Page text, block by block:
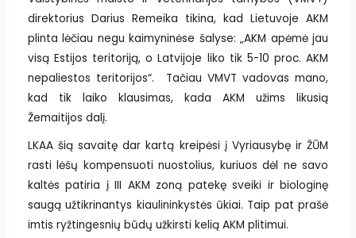
direktorius Darius Remeika tikina, kad Lietuvoje AKM
plinta lėčiau negu kaimyninėse šalyse: „AKM apėmė jau
visą Estijos teritoriją, o Latvijoje liko tik 5-10 proc. AKM
nepaliestos teritorijos“. Tačiau VMVT vadovas mano,
kad tik laiko klausimas, kada AKM užims likusią
Žemaitijos dalį.
LKAA šią savaitę dar kartą kreipėsi į Vyriausybę ir ŽŪM
rasti lėšų kompensuoti nuostolius, kuriuos dėl ne savo
kaltės patiria į III AKM zoną patekę sveiki ir biologinę
saugą užtikrinantys kiaulininkystės ūkiai. Taip pat prašė
imtis ryžtingesnių būdų užkirsti kelią AKM plitimui.